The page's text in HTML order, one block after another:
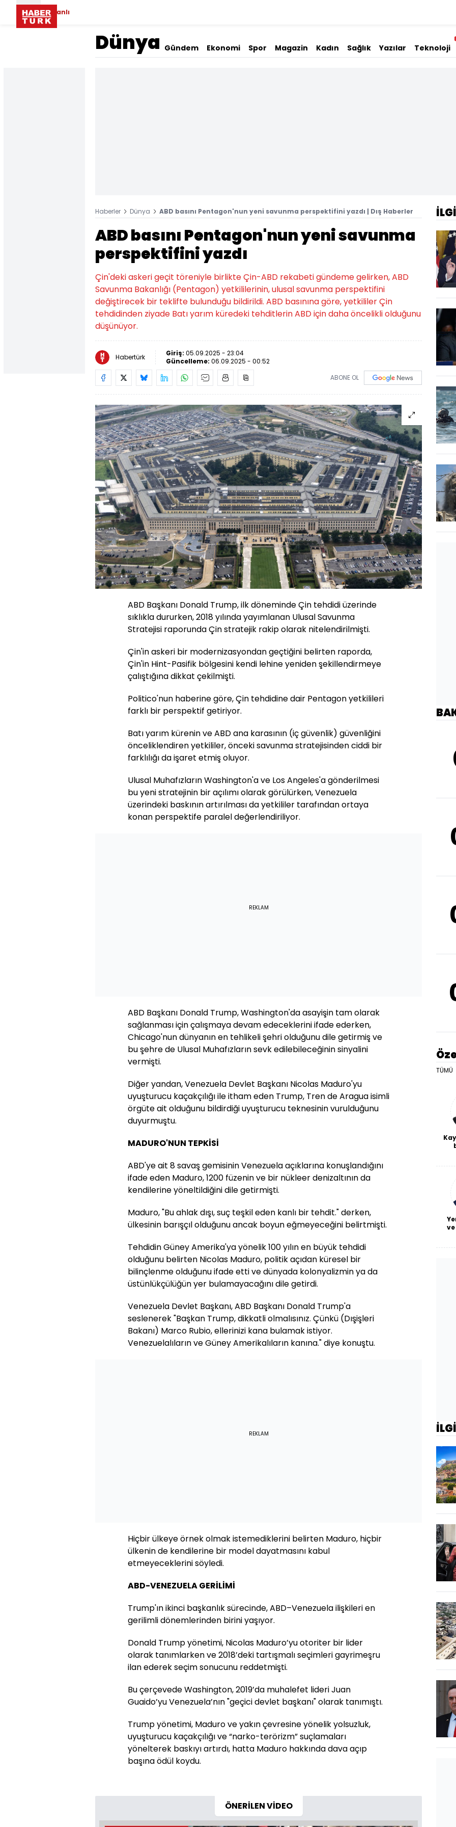
Canlı
Dünya Gündem Ekonomi Spor Magazin Kadın Sağlık Yazılar Teknoloji
Haberler Dünya ABD basını Pentagon'nun yeni savunma perspektifini yazdı | Dış Haberler
ABD basını Pentagon'nun yeni savunma
perspektifini yazdı
Çin'deki askeri geçit töreniyle birlikte Çin-ABD rekabeti gündeme gelirken, ABD
Savunma Bakanlığı (Pentagon) yetkililerinin, ulusal savunma perspektifini
değiştirecek bir teklifte bulunduğu bildirildi. ABD basınına göre, yetkililer Çin
tehdidinden ziyade Batı yarım küredeki tehditlerin ABD için daha öncelikli olduğunu
düşünüyor.
Habertürk Giriş: 05.09.2025 - 23:04
Güncelleme: 06.09.2025 - 00:52
ABONE OL
ABD Başkanı Donald Trump, ilk döneminde Çin tehdidi üzerinde
sıklıkla dururken, 2018 yılında yayımlanan Ulusal Savunma
Stratejisi raporunda Çin stratejik rakip olarak nitelendirilmişti.
Çin'in askeri bir modernizasyondan geçtiğini belirten raporda,
Çin'in Hint-Pasifik bölgesini kendi lehine yeniden şekillendirmeye
çalıştığına dikkat çekilmişti.
Politico'nun haberine göre, Çin tehdidine dair Pentagon yetkilileri
farklı bir perspektif getiriyor.
Batı yarım kürenin ve ABD ana karasının (iç güvenlik) güvenliğini
önceliklendiren yetkililer, önceki savunma stratejisinden ciddi bir
farklılığı da işaret etmiş oluyor.
Ulusal Muhafızların Washington'a ve Los Angeles'a gönderilmesi
bu yeni stratejinin bir açılımı olarak görülürken, Venezuela
üzerindeki baskının artırılması da yetkililer tarafından ortaya
konan perspektife paralel değerlendiriliyor.
REKLAM
ABD Başkanı Donald Trump, Washington'da asayişin tam olarak
sağlanması için çalışmaya devam edeceklerini ifade ederken,
Chicago'nun dünyanın en tehlikeli şehri olduğunu dile getirmiş ve
bu şehre de Ulusal Muhafızların sevk edilebileceğinin sinyalini
vermişti.
Diğer yandan, Venezuela Devlet Başkanı Nicolas Maduro'yu
uyuşturucu kaçakçılığı ile itham eden Trump, Tren de Aragua isimli
örgüte ait olduğunu bildirdiği uyuşturucu teknesinin vurulduğunu
duyurmuştu.
MADURO'NUN TEPKİSİ
ABD'ye ait 8 savaş gemisinin Venezuela açıklarına konuşlandığını
ifade eden Maduro, 1200 füzenin ve bir nükleer denizaltının da
kendilerine yöneltildiğini dile getirmişti.
Maduro, "Bu ahlak dışı, suç teşkil eden kanlı bir tehdit." derken,
ülkesinin barışçıl olduğunu ancak boyun eğmeyeceğini belirtmişti.
Tehdidin Güney Amerika'ya yönelik 100 yılın en büyük tehdidi
olduğunu belirten Nicolas Maduro, politik açıdan küresel bir
bilinçlenme olduğunu ifade etti ve dünyada kolonyalizmin ya da
üstünlükçülüğün yer bulamayacağını dile getirdi.
Venezuela Devlet Başkanı, ABD Başkanı Donald Trump'a
seslenerek "Başkan Trump, dikkatli olmalısınız. Çünkü (Dışişleri
Bakanı) Marco Rubio, ellerinizi kana bulamak istiyor.
Venezuelalıların ve Güney Amerikalıların kanına." diye konuştu.
REKLAM
Hiçbir ülkeye örnek olmak istemediklerini belirten Maduro, hiçbir
ülkenin de kendilerine bir model dayatmasını kabul
etmeyeceklerini söyledi.
ABD-VENEZUELA GERİLİMİ
Trump'ın ikinci başkanlık sürecinde, ABD–Venezuela ilişkileri en
gerilimli dönemlerinden birini yaşıyor.
Donald Trump yönetimi, Nicolas Maduro’yu otoriter bir lider
olarak tanımlarken ve 2018’deki tartışmalı seçimleri gayrimeşru
ilan ederek seçim sonucunu reddetmişti.
Bu çerçevede Washington, 2019’da muhalefet lideri Juan
Guaido’yu Venezuela’nın "geçici devlet başkanı" olarak tanımıştı.
Trump yönetimi, Maduro ve yakın çevresine yönelik yolsuzluk,
uyuşturucu kaçakçılığı ve “narko-terörizm” suçlamaları
yönelterek baskıyı artırdı, hatta Maduro hakkında dava açıp
başına ödül koydu.
ÖNERİLEN VİDEO
TÜMÜ